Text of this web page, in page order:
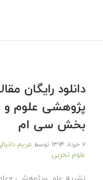
دانلود رایگان
پژوهشی علوم و
بخش سی ام
۷ خرداد ۱۳۹۴ توسط مریم
علوم تجربی